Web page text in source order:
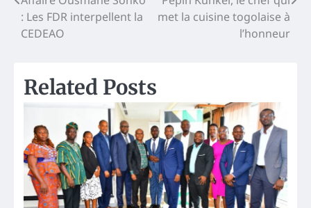
navigation
: Les FDR interpellent la
CEDEAO
met la cuisine togolaise à
l’honneur
Related Posts